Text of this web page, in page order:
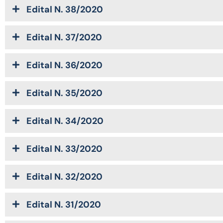
Edital N. 38/2020
Edital N. 37/2020
Edital N. 36/2020
Edital N. 35/2020
Edital N. 34/2020
Edital N. 33/2020
Edital N. 32/2020
Edital N. 31/2020